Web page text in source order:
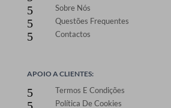
5 Sobre Nós
5 Questões Frequentes
5 Contactos
APOIO A CLIENTES:
5 Termos E Condições
Política De Cookies